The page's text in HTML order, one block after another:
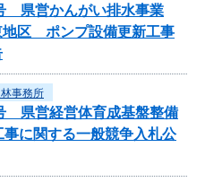
県営かんがい排水事業
地区 ポンプ設備更新工事
事務所
県営経営体育成基盤整備
に関する一般競争入札公